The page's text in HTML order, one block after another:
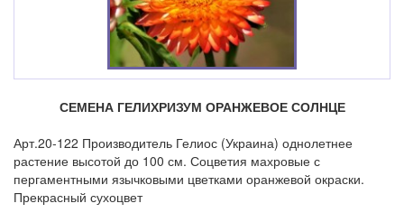
СЕМЕНА ГЕЛИХРИЗУМ ОРАНЖЕВОЕ СОЛНЦЕ
Арт.20-122 Производитель Гелиос (Украина) однолетнее
растение высотой до 100 см. Соцветия махровые с
пергаментными язычковыми цветками оранжевой окраски.
Прекрасный сухоцвет